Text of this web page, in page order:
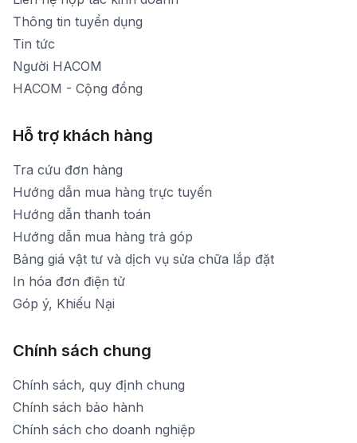
Thời gian mở cửa: Từ 8h30-20h hàng ngày
Thông tin tuyển dụng
Tin tức
Người HACOM
HACOM - Cộng đồng
Hỗ trợ khách hàng
Tra cứu đơn hàng
Hướng dẫn mua hàng trực tuyến
Hướng dẫn thanh toán
Hướng dẫn mua hàng trả góp
Bảng giá vật tư và dịch vụ sửa chữa lắp đặt
In hóa đơn điện tử
Góp ý, Khiếu Nại
Chính sách chung
Chính sách, quy định chung
Chính sách bảo hành
Chính sách cho doanh nghiệp